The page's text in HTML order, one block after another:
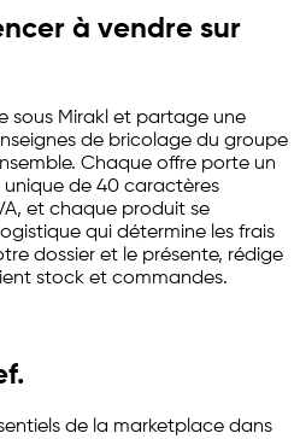
à vendre sur
sous Mirakl et partage une
de bricolage du groupe
Chaque offre porte un
unique de 40 caractères
et chaque produit se
qui détermine les frais
dossier et le présente, rédige
stock et commandes.
de la marketplace dans